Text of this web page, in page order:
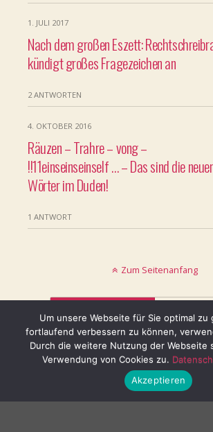
1. JULI 2017
Nach dem großen Eszett:
kündigt großes Fragezeichen an
2 ANTWORTEN
4. OKTOBER 2016
Räuzen – Trahre – vong –
!!11einseinseinself … – Das sind die
Wörter im Duden!
1 ANTWORT
Zum Seitenanfang
Mobil
© keinblatt.de
Um unsere Webseite für Sie optimal zu
fortlaufend verbessern zu können,
Durch die weitere Nutzung der Webseite
Verwendung von Cookies zu.
Akzeptieren